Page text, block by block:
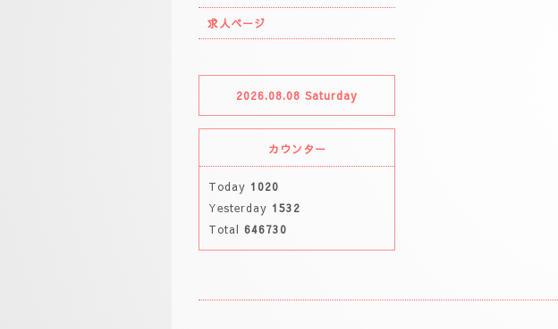
求人ページ
2026.08.08 Saturday
カウンター
Today 1020
Yesterday 1532
Total 646730